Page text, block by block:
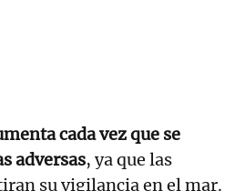
cada vez que se
adversas, ya que las
su vigilancia en el mar.